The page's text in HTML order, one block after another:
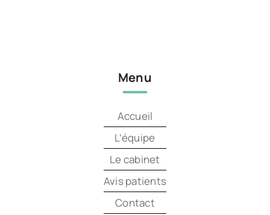
Menu
Accueil
L’équipe
Le cabinet
Avis patients
Contact